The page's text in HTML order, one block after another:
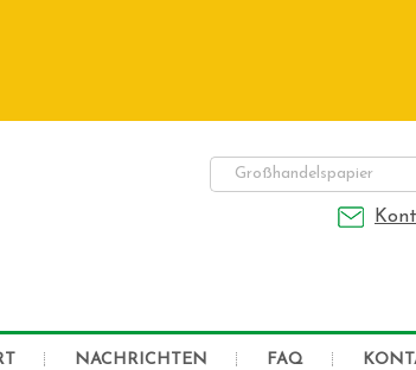
NACHRICHTEN FAQ